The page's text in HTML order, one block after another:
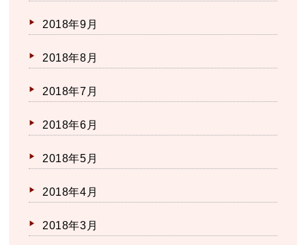
2018年9月
2018年8月
2018年7月
2018年6月
2018年5月
2018年4月
2018年3月